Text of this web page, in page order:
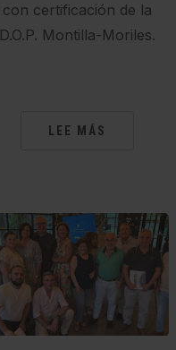
con certificación de la
D.O.P. Montilla-Moriles.
LEE MÁS